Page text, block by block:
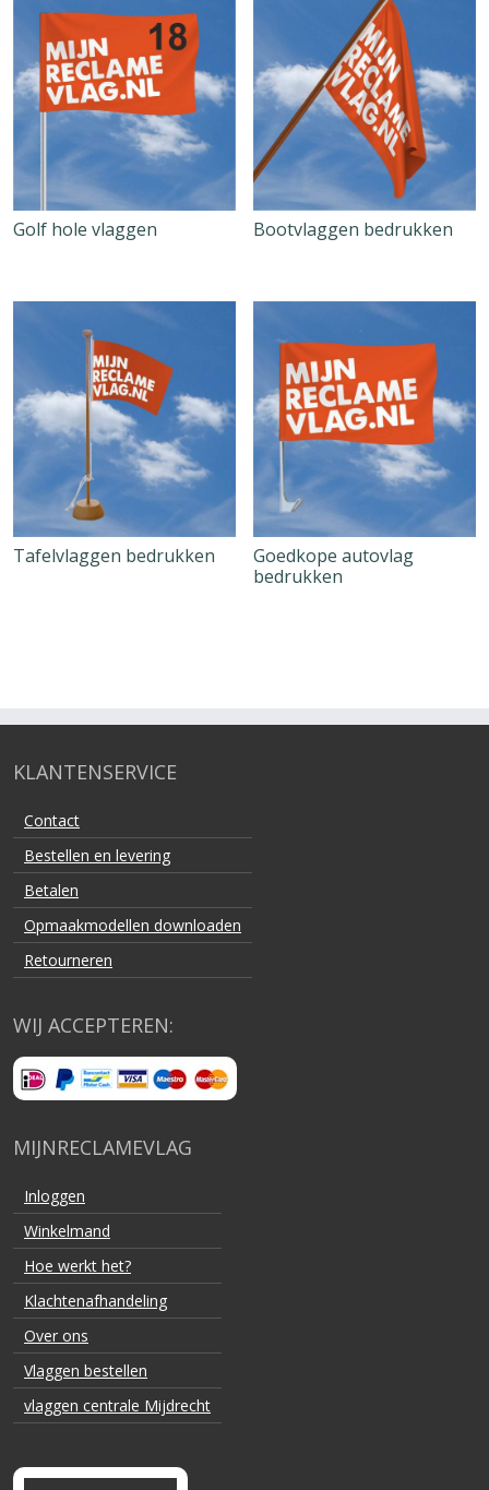
Golf hole vlaggen Bootvlaggen bedrukken
Tafelvlaggen bedrukken
Goedkope autovlag
bedrukken
KLANTENSERVICE
Contact
Bestellen en levering
Betalen
Opmaakmodellen downloaden
Retourneren
WIJ ACCEPTEREN:
MIJNRECLAMEVLAG
Inloggen
Winkelmand
Hoe werkt het?
Klachtenafhandeling
Over ons
Vlaggen bestellen
vlaggen centrale Mijdrecht